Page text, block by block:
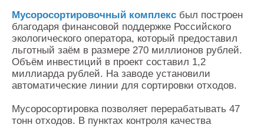
Мусоросортировочный комплекс был построен
благодаря финансовой поддержке Российского
экологического оператора, который предоставил
льготный заём в размере 270 миллионов рублей.
Объём инвестиций в проект составил 1,2
миллиарда рублей. На заводе установили
автоматические линии для сортировки отходов.
Мусоросортировка позволяет перерабатывать 47
тонн отходов. В пунктах контроля качества